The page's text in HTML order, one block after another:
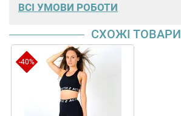
ВСІ УМОВИ РОБОТИ
СХОЖІ ТОВАРИ
-40%